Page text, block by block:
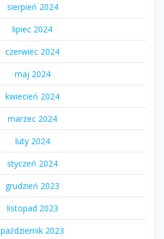
sierpień 2024
lipiec 2024
czerwiec 2024
maj 2024
kwiecień 2024
marzec 2024
luty 2024
styczeń 2024
grudzień 2023
listopad 2023
październik 2023